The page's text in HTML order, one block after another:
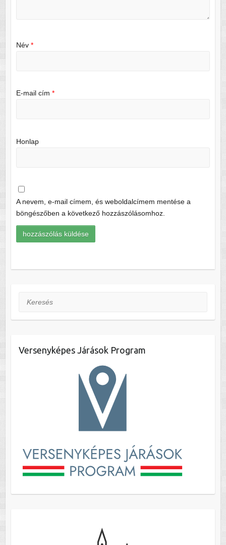
Név *
E-mail cím *
Honlap
A nevem, e-mail címem, és weboldalcímem mentése a
böngészőben a következő hozzászólásomhoz.
Keresés
Versenyképes Járások Program